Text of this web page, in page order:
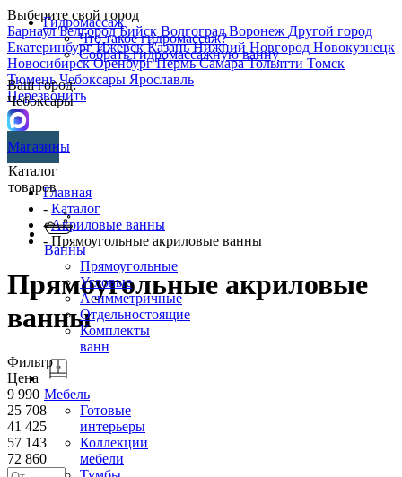
Выберите свой город
БарнаулБелгородБийск ВолгоградВоронеж Другой город
ЕкатеринбургИжевскКазаньНижний Новгород Новокузнецк
НовосибирскОренбургПермьСамараТольятти Томск
ТюменьЧебоксары Ярославль
Перезвонить
Гидромассаж
Что такое гидромассаж?
Собрать гидромассажную ванну
Ваш город:
Чебоксары
Магазины
Каталог
товаров
Ванны
Прямоугольные
Угловые
Асимметричные
Отдельностоящие
Комплекты
ванн
Мебель
Готовые
интерьеры
Коллекции
мебели
Главная
- Каталог
-Акриловые ванны
- Прямоугольные акриловые ванны
Прямоугольные акриловые
ванны
Фильтр
Цена
9 990
25 708
41 425
57 143
72 860